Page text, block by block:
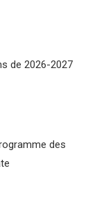
de 2026-2027
des